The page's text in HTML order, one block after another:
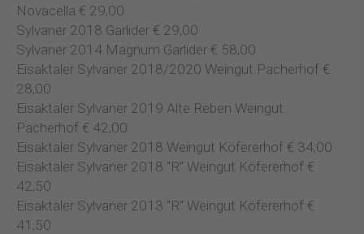
Novacella € 29,00
Sylvaner 2018 Garlider € 29,00
Sylvaner 2014 Magnum Garlider € 58,00
Eisaktaler Sylvaner 2018/2020 Weingut Pacherhof €
28,00
Eisaktaler Sylvaner 2019 Alte Reben Weingut
Pacherhof € 42,00
Eisaktaler Sylvaner 2018 Weingut Köfererhof € 34,00
Eisaktaler Sylvaner 2018 "R" Weingut Köfererhof €
42,50
Eisaktaler Sylvaner 2013 "R" Weingut Köfererhof €
41,50